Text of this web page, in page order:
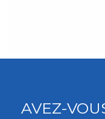
AVEZ-